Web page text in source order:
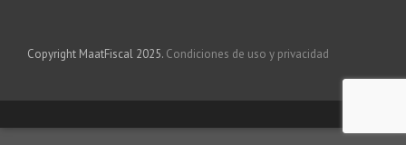
Copyright MaatFiscal 2025. Condiciones de uso y privacidad